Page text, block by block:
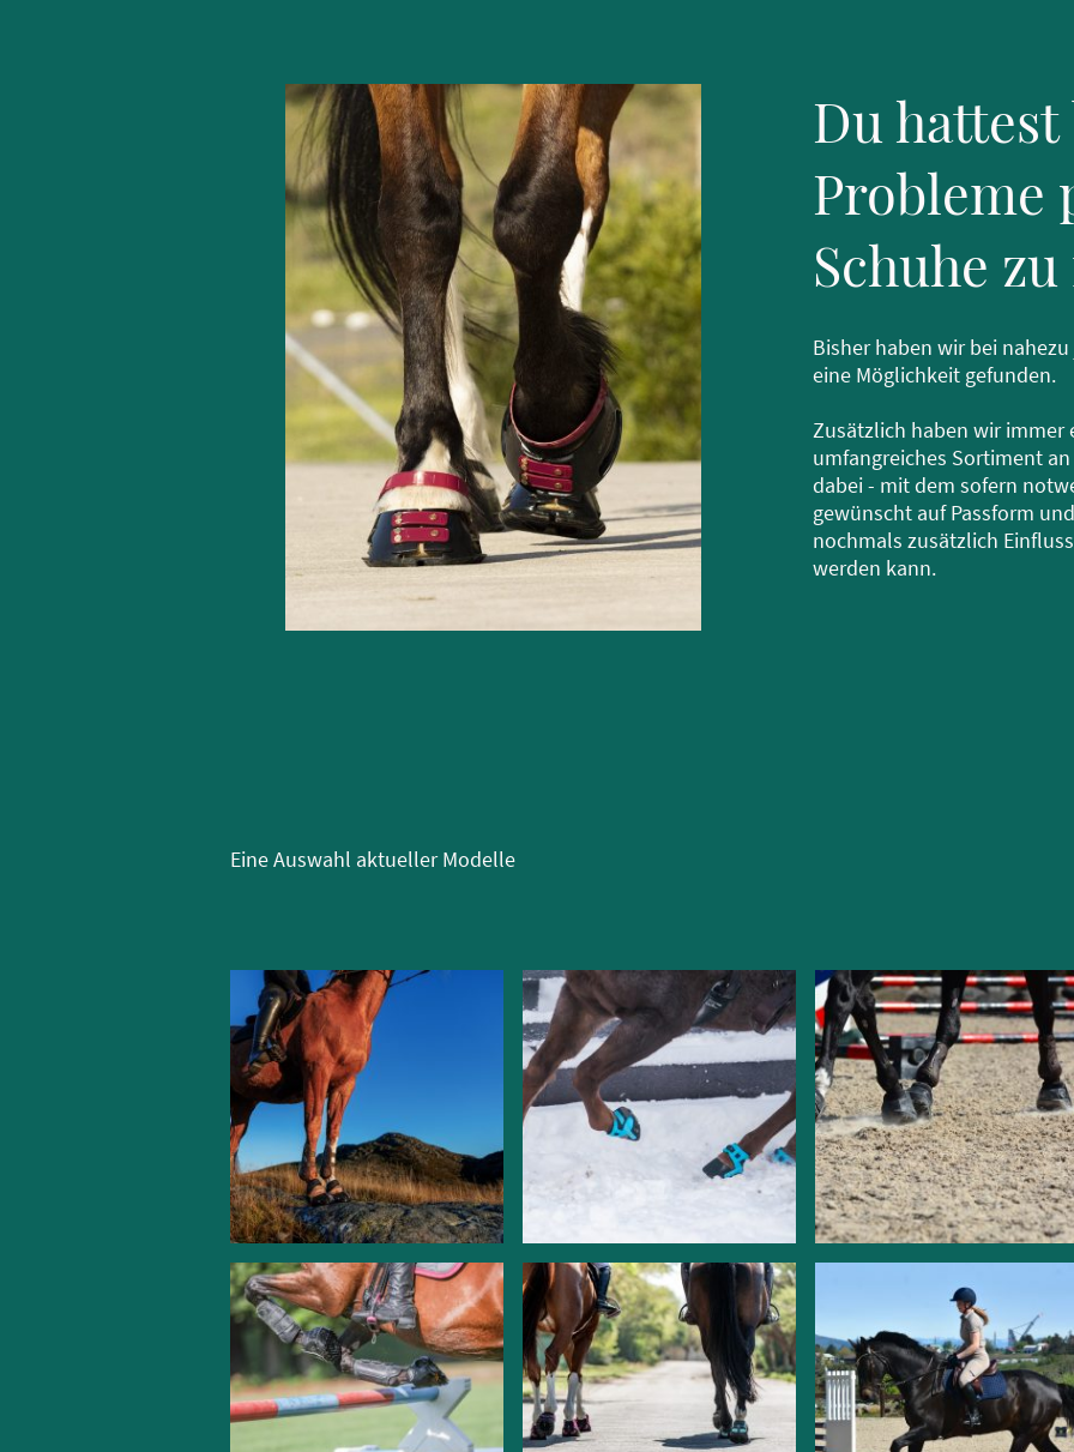
Du
Probleme
Schuhe
Bisher haben wir bei
eine Möglichkeit gefunden.
Zusätzlich haben wir immer
umfangreiches Sortiment
dabei - mit dem sofern
gewünscht auf Passform
nochmals zusätzlich
werden kann.
Eine Auswahl aktueller Modelle